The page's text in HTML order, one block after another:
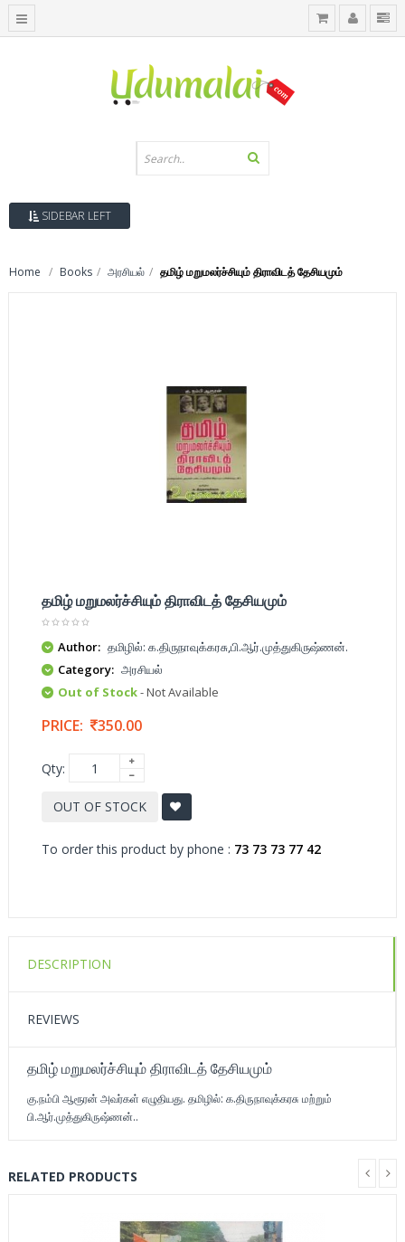
SIDEBAR LEFT
Home Books அரசியல் தமிழ் மறுமலர்ச்சியும் திராவிடத் தேசியமும்
தமிழ் மறுமலர்ச்சியும் திராவிடத் தேசியமும்
Author: தமிழில்: க.திருநாவுக்கரசு,பி.ஆர்.முத்துகிருஷ்ணன்.
Category: அரசியல்
Out of Stock- Not Available
PRICE: 350.00
Qty:
OUT OF STOCK
To order this product by phone : 73 73 73 77 42
DESCRIPTION
REVIEWS
தமிழ் மறுமலர்ச்சியும் திராவிடத் தேசியமும்
கு.நம்பி ஆரூரன் அவர்கள் எழுதியது. தமிழில்: க.திருநாவுக்கரசு மற்றும்
பி.ஆர்.முத்துகிருஷ்ணன்..
RELATED PRODUCTS